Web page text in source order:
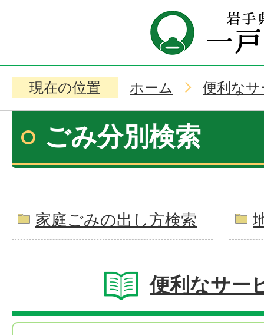
現在の位置 ホーム 便利な
ごみ分別検索
家庭ごみの出し方検索
便利なサー